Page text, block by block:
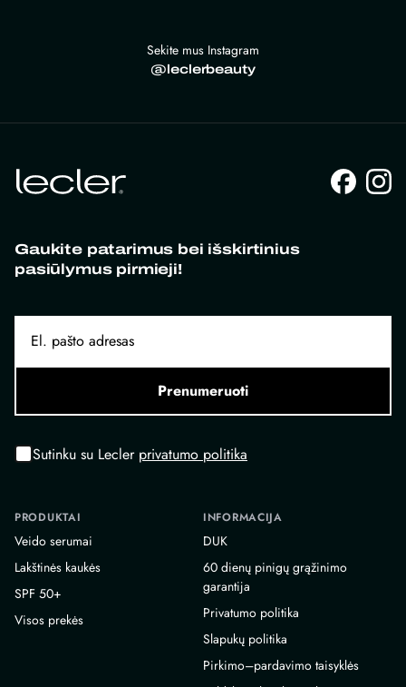
Sekite mus Instagram
@leclerbeauty
Gaukite patarimus bei išskirtinius
pasiūlymus pirmieji!
Prenumeruoti
Sutinku su Lecler privatumo politika
PRODUKTAI
Veido serumai
Lakštinės kaukės
SPF 50+
Visos prekės
INFORMACIJA
DUK
60 dienų pinigų grąžinimo
garantija
Privatumo politika
Slapukų politika
Pirkimo–pardavimo taisyklės